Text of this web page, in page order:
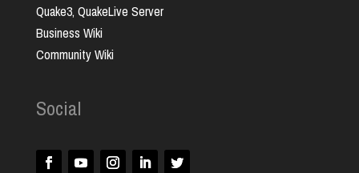
Quake3, QuakeLive Server
Business Wiki
Community Wiki
Social